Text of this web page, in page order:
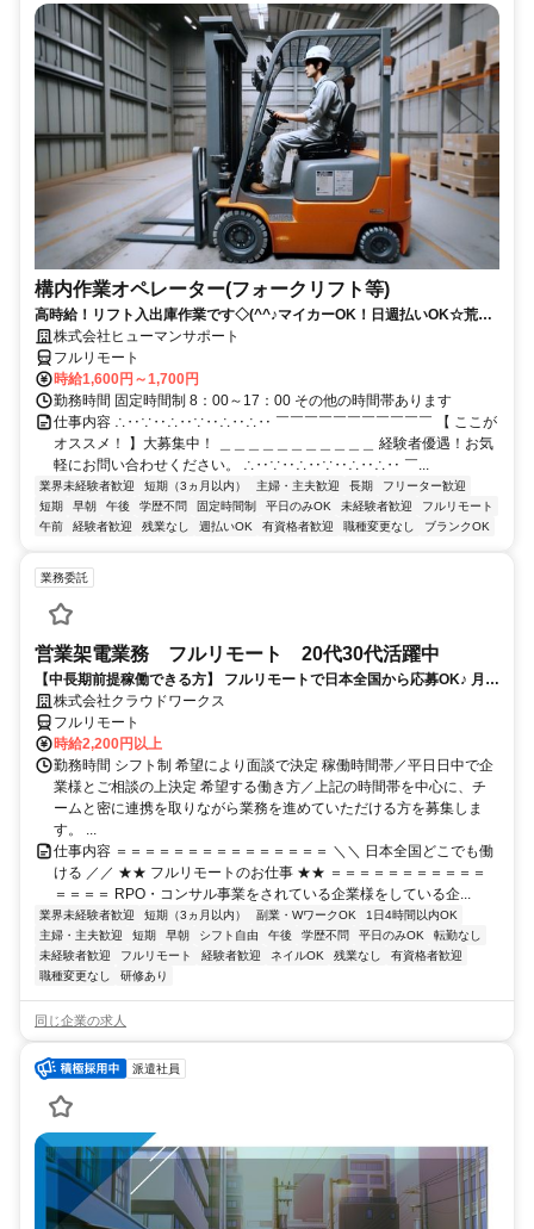
構内作業オペレーター(フォークリフト等)
高時給！リフト入出庫作業です◇(^^♪マイカーOK！日週払いOK☆荒本
駅★【シゴト№0619】
株式会社ヒューマンサポート
フルリモート
時給1,600円～1,700円
勤務時間 固定時間制 8：00～17：00 その他の時間帯あります
仕事内容 ∴‥∵‥∴‥∵‥∴‥∴‥ ￣￣￣￣￣￣￣￣￣￣￣ 【 ここが
オススメ！ 】大募集中！ ＿＿＿＿＿＿＿＿＿＿＿ 経験者優遇！お気
軽にお問い合わせください。 ∴‥∵‥∴‥∵‥∴‥∴‥ ￣...
業界未経験者歓迎 短期（3ヵ月以内） 主婦・主夫歓迎 長期
フリーター歓迎
短期
早朝 午後 学歴不問 固定時間制 平日のみOK 未経験者歓迎
フルリモート
午前
経験者歓迎 残業なし 週払いOK 有資格者歓迎 職種変更なし ブランクOK
業務委託
営業架電業務 フルリモート 20代30代活躍中
【中長期前提稼働できる方】 フルリモートで日本全国から応募OK♪ 月稼
働40時間で安定収入！
株式会社クラウドワークス
フルリモート
時給2,200円以上
勤務時間 シフト制 希望により面談で決定 稼働時間帯／平日日中で企
業様とご相談の上決定 希望する働き方／上記の時間帯を中心に、チ
ームと密に連携を取りながら業務を進めていただける方を募集しま
す。 ...
仕事内容 ＝＝＝＝＝＝＝＝＝＝＝＝＝＝＝ ＼＼ 日本全国どこでも働
ける ／／ ★★ フルリモートのお仕事 ★★ ＝＝＝＝＝＝＝＝＝＝＝
＝＝＝＝ RPO・コンサル事業をされている企業様をしている企...
業界未経験者歓迎 短期（3ヵ月以内） 副業・WワークOK
1日4時間以内OK
主婦・主夫歓迎
短期 早朝 シフト自由 午後 学歴不問 平日のみOK
転勤なし
未経験者歓迎
フルリモート 経験者歓迎 ネイルOK 残業なし
有資格者歓迎
職種変更なし
研修あり
同じ企業の求人
派遣社員